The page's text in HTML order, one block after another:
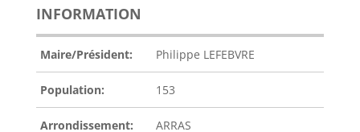
INFORMATION
Maire/Président: Philippe LEFEBVRE
Population: 153
Arrondissement: ARRAS